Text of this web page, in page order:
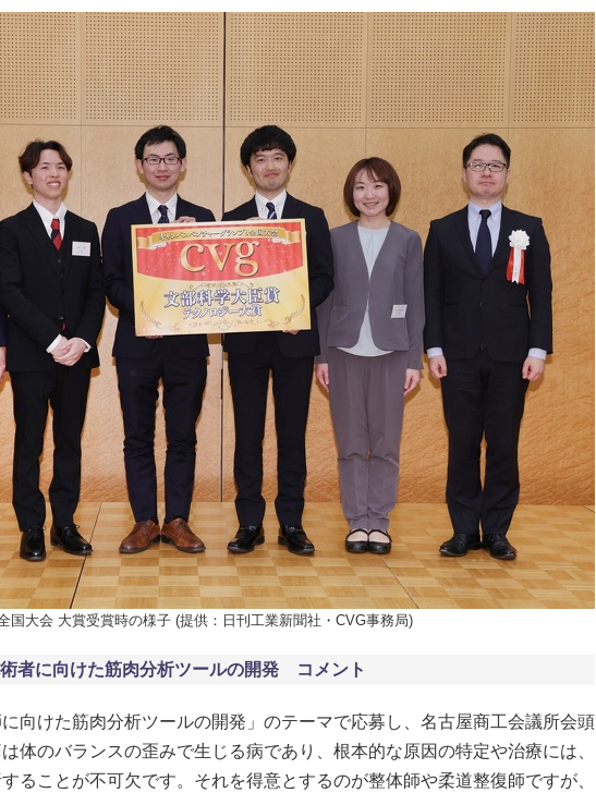
国大会 大賞受賞時の様子 (提供：日刊工業新聞社・CVG事務局)
術者に向けた筋肉分析ツールの開発 コメント
向けた筋肉分析ツールの開発」のテーマで応募し、名古屋商工会議所会頭
体のバランスの歪みで生じる病であり、根本的な原因の特定や治療には、
ることが不可欠です。それを得意とするのが整体師や柔道整復師ですが、